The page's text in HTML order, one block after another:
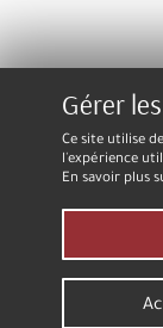
Gérer
Ce site utilise
l'expérience
En savoir plus